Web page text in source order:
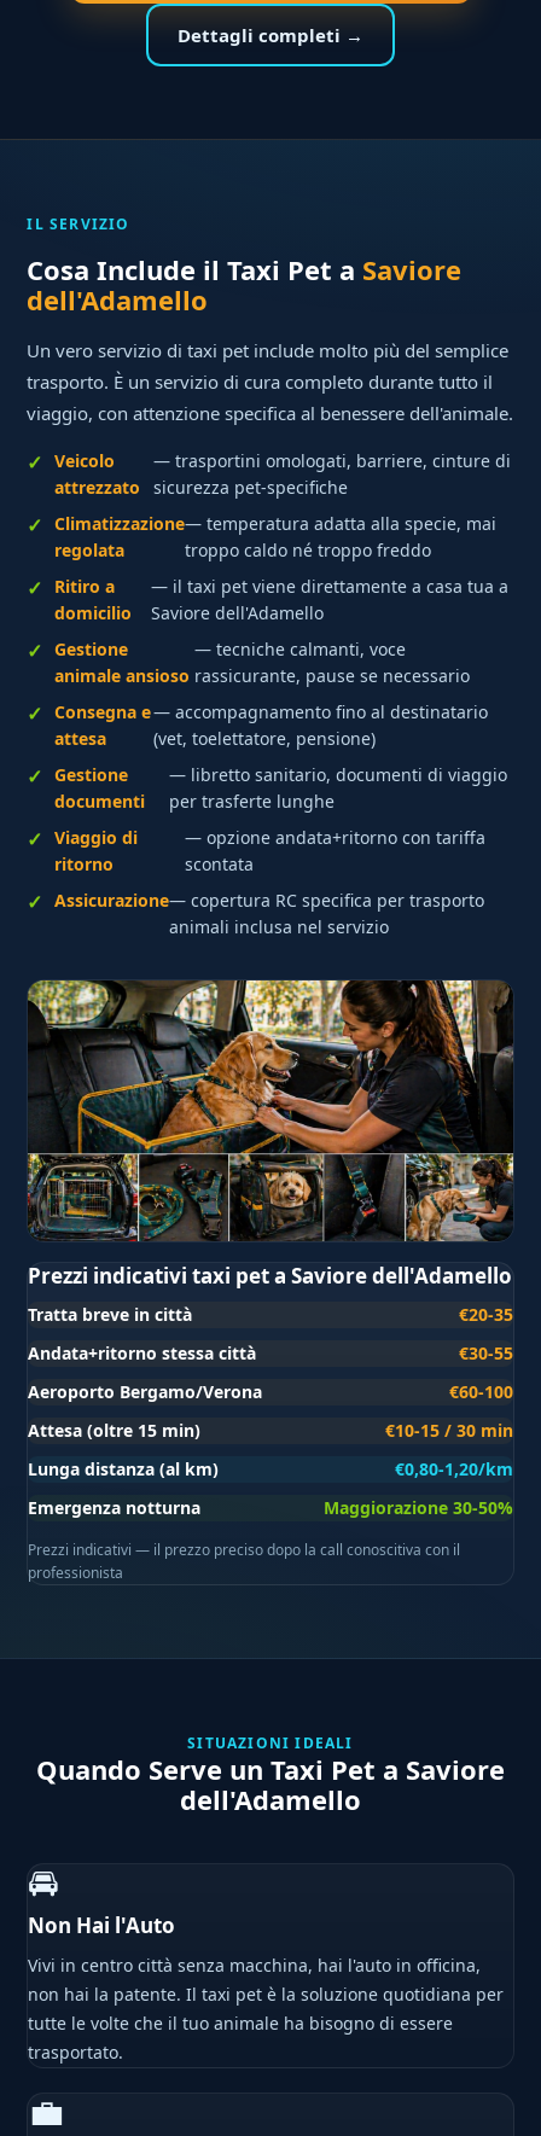
Dettagli completi →
IL SERVIZIO
Cosa Include il Taxi Pet a Saviore
dell'Adamello
Un vero servizio di taxi pet include molto più del semplice
trasporto. È un servizio di cura completo durante tutto il
viaggio, con attenzione specifica al benessere dell'animale.
Veicolo
attrezzato
— trasportini omologati, barriere, cinture di
sicurezza pet-specifiche
Climatizzazione
regolata
— temperatura adatta alla specie, mai
troppo caldo né troppo freddo
Ritiro a
domicilio
— il taxi pet viene direttamente a casa tua a
Saviore dell'Adamello
Gestione
animale ansioso
— tecniche calmanti, voce
rassicurante, pause se necessario
Consegna e
attesa
— accompagnamento fino al destinatario
(vet, toelettatore, pensione)
Gestione
documenti
— libretto sanitario, documenti di viaggio
per trasferte lunghe
Viaggio di
ritorno
— opzione andata+ritorno con tariffa
scontata
Assicurazione— copertura RC specifica per trasporto
animali inclusa nel servizio
Prezzi indicativi taxi pet a Saviore dell'Adamello
Tratta breve in città
€20-35
Andata+ritorno stessa città
€30-55
Aeroporto Bergamo/Verona
€60-100
Attesa (oltre 15 min)
€10-15 / 30 min
Lunga distanza (al km)
€0,80-1,20/km
Emergenza notturna
Maggiorazione 30-50%
Prezzi indicativi — il prezzo preciso dopo la call conoscitiva con il
professionista
SITUAZIONI IDEALI
Quando Serve un Taxi Pet a Saviore
dell'Adamello
🚘
Non Hai l'Auto
Vivi in centro città senza macchina, hai l'auto in officina,
non hai la patente. Il taxi pet è la soluzione quotidiana per
tutte le volte che il tuo animale ha bisogno di essere
trasportato.
💼